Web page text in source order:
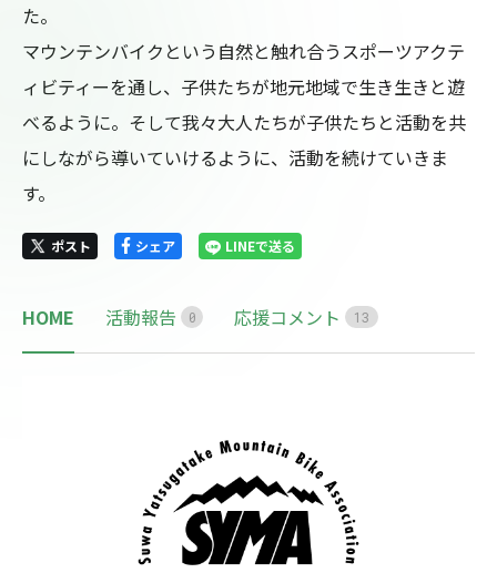
た。
マウンテンバイクという自然と触れ合うスポーツアクテ
ィビティーを通し、子供たちが地元地域で生き生きと遊
べるように。そして我々大人たちが子供たちと活動を共
にしながら導いていけるように、活動を続けていきま
す。
ポスト シェア LINEで送る
HOME 活動報告 0 応援コメント 13